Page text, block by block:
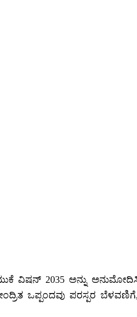
ವಿಷನ್‌ 2035 ಅನ್ನು
ಒಪ್ಪಂದವು ಪರಸ್ಪರ